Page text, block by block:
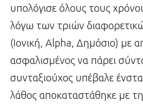
υπολόγισε όλους τους
λόγω των τριών
(Ιονική, Alpha, Δημόσιο) με
ασφαλισμένος να πάρει
συνταξιούχος υπέβαλε
λάθος αποκαταστάθηκε με